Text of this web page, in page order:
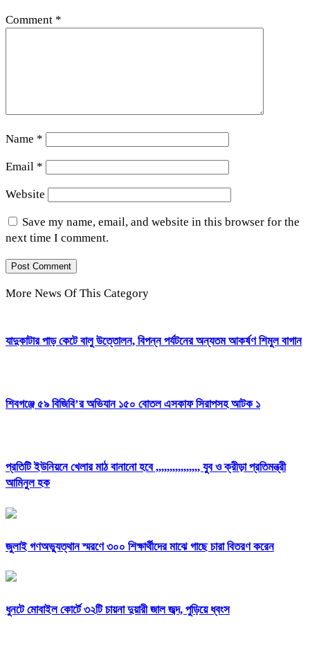
Comment *
Name *
Email *
Website
Save my name, email, and website in this browser for the
next time I comment.
More News Of This Category
যাদুকাটার পাড় কেটে বালু উত্তোলন, বিপন্ন পর্যটনের অন্যতম আকর্ষণ শিমুল বাগান
শিবগঞ্জে ৫৯ বিজিবি’র অভিযান ১৫০ বোতল এসকাফ সিরাপসহ আটক ১
প্রতিটি ইউনিয়নে খেলার মাঠ বানানো হবে ,,,,,,,,,,,,,,,, যুব ও ক্রীড়া প্রতিমন্ত্রী
আমিনুল হক
জুলাই গণঅভ্যুত্থান স্মরণে ৩০০ শিক্ষার্থীদের মাঝে গাছে চারা বিতরণ করেন
ধুনটে মোবাইল কোর্টে ৩২টি চায়না দুয়ারী জাল জব্দ, পুড়িয়ে ধ্বংস